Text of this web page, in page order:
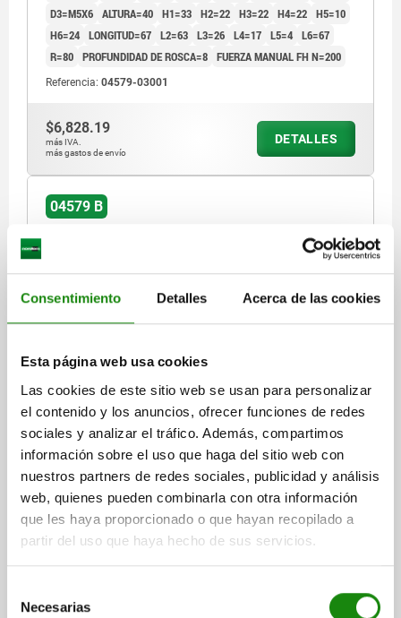
Consentimiento Detalles Acerca de las cookies
Esta página web usa cookies
Las cookies de este sitio web se usan para personalizar
el contenido y los anuncios, ofrecer funciones de redes
sociales y analizar el tráfico. Además, compartimos
información sobre el uso que haga del sitio web con
nuestros partners de redes sociales, publicidad y análisis
web, quienes pueden combinarla con otra información
que les haya proporcionado o que hayan recopilado a
partir del uso que haya hecho de sus servicios.
Necesarias
1) Tornillo de ajuste
2) Tornillo de cabeza cilíndrica
3) Tornillo prisionero
5) Recorrido de sujeción previa
6) Posición de inicio de sujeción
D3=M5X6 ALTURA=40 H1=33 H2=22 H3=22 H4=22 H5=10
H6=24 LONGITUD=67 L2=63 L3=26 L4=17 L5=4 L6=67
R=80 PROFUNDIDAD DE ROSCA=8 FUERZA MANUAL FH N=200
Referencia: 04579-03001
$6,828.19
más IVA.
más gastos de envío
DETALLES
04579 B
DISPOSITIVO DE SUJECIÓN L CON PALANCA
TEMPLE+REVENI. NEGRO BRUÑIDO COMP:ACERO
TEMPLE+REVENI.
ANCHURA=75 CARRERA S=1,6
FUERZA DE SUJECIÓN KN=2
FORMA=B
B1=60 B2=45 B3=15 ROSCA=M4
D3=M4X5
ALTURA=32 H1=27 H2=18 H4=18
H6=19
LONGITUD=51 L2=48 L3=20 L5=3
R=63
PROFUNDIDAD DE ROSCA=6 FUERZA MANUAL FH N=150
Referencia:04579-02001
más gastos de envío
DETALLES